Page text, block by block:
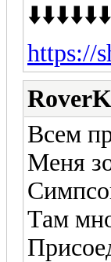
https://
Всем
Меня
Там